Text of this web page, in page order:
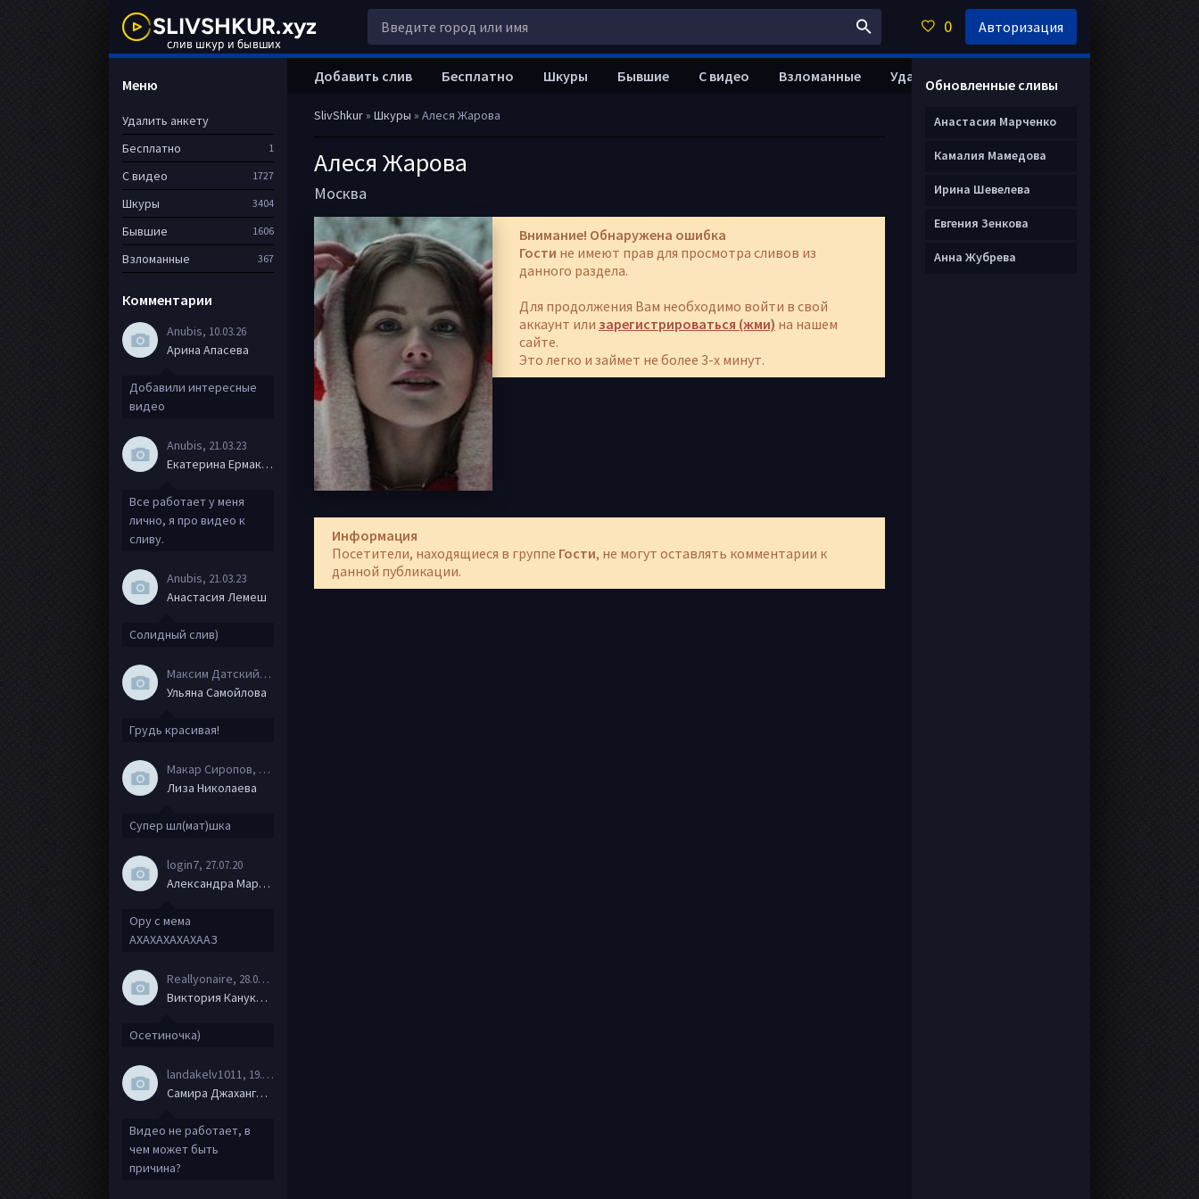
SlivShkur» Шкуры » Алеся Жарова
Алеся Жарова
Москва
Внимание! Обнаружена ошибка
Гости не имеют прав для просмотра сливов из
данного раздела.
Для продолжения Вам необходимо войти в свой
аккаунт или зарегистрироваться (жми) на нашем
сайте.
Это легко и займет не более 3-х минут.
Информация
Посетители, находящиеся в группе Гости, не могут оставлять комментарии к
данной публикации.
Добавить слив Бесплатно Шкуры Бывшие С видео Взломанные Удалить анкету
Меню
Удалить анкету
Бесплатно
1
С видео 1727
Шкуры 3404
Бывшие 1606
Взломанные 367
Комментарии
Anubis, 10.03.26
Арина Апасева
Добавили интересные
видео
Anubis, 21.03.23
Екатерина Ермакова
Все работает у меня
лично, я про видео к
сливу.
Anubis, 21.03.23
Анастасия Лемеш
Солидный слив)
Максим Датский
, 15.08.20
Ульяна Самойлова
Грудь красивая!
Макар Сиропов, 08.08.20
Лиза Николаева
Супер шл(мат)шка
login7, 27.07.20
Александра Маркова
Ору с мема
АХАХАХАХАХААЗ
Reallyonaire, 28.06.20
Виктория Канукова
Осетиночка)
landakelv1011 , 19.06.20
Самира Джахангирова
Видео не работает, в
чем может быть
причина?
Обновленные сливы
Анастасия Марченко
Камалия Мамедова
Ирина Шевелева
Евгения Зенкова
Анна Жубрева
0 Авторизация